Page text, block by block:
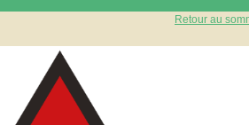
Retour au